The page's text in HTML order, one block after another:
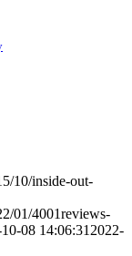
10/inside-out-
01/4001reviews-
08 14:06:31 2022-